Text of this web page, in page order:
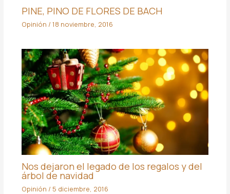
PINE, PINO DE FLORES DE BACH
Opinión / 18 noviembre, 2016
Nos dejaron el legado de los regalos y del
árbol de navidad
Opinión / 5 diciembre, 2016